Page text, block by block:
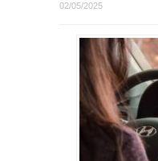
02/05/2025